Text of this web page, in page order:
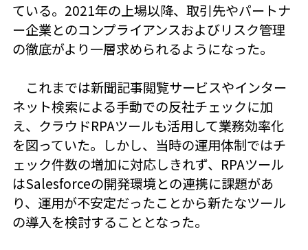
ている。2021年の上場以降、取引先やパートナ
ー企業とのコンプライアンスおよびリスク管理
の徹底がより一層求められるようになった。
これまでは新聞記事閲覧サービスやインター
ネット検索による手動での反社チェックに加
え、クラウドRPAツールも活用して業務効率化
を図っていた。しかし、当時の運用体制ではチ
ェック件数の増加に対応しきれず、RPAツール
はSalesforceの開発環境との連携に課題があ
り、運用が不安定だったことから新たなツール
の導入を検討することとなった。